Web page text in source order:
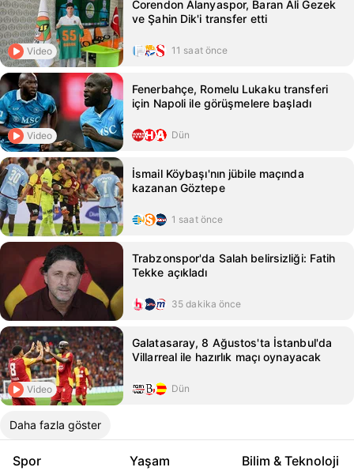
Video
Corendon Alanyaspor, Baran Ali Gezek
ve Şahin Dik'i transfer etti
11 saat önce
Video
Fenerbahçe, Romelu Lukaku transferi
için Napoli ile görüşmelere başladı
Dün
İsmail Köybaşı'nın jübile maçında
kazanan Göztepe
1 saat önce
Trabzonspor'da Salah belirsizliği: Fatih
Tekke açıkladı
35 dakika önce
Video
Galatasaray, 8 Ağustos'ta İstanbul'da
Villarreal ile hazırlık maçı oynayacak
Dün
Daha fazla göster
Spor Yaşam Bilim & Teknoloji